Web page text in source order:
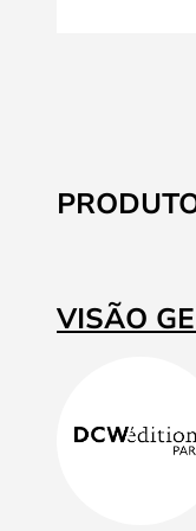
o
Galeria
de
VISÃO